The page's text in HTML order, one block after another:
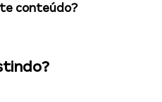
conteúdo?